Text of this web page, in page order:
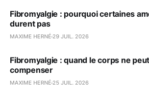
Fibromyalgie : pourquoi certaines
durent pas
MAXIME HERNÉ 29 JUIL. 2026
Fibromyalgie : quand le corps ne
compenser
MAXIME HERNÉ 25 JUIL. 2026